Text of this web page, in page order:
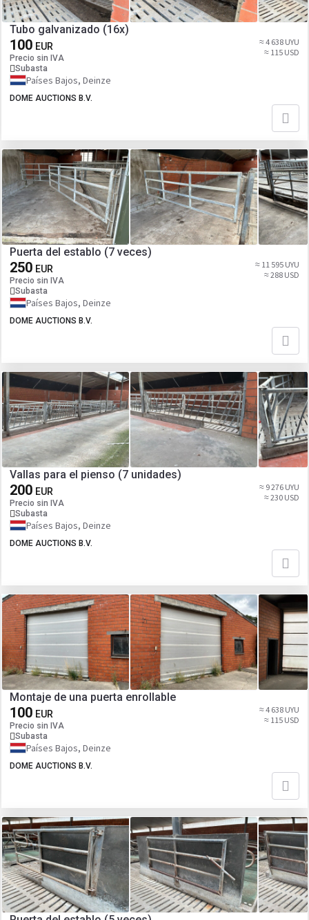
Tubo galvanizado (16x)
100 EUR
Precio sin IVA
Subasta
≈ 4 638 UYU
≈ 115 USD
Países Bajos, Deinze
DOME AUCTIONS B.V.
Puerta del establo (7 veces)
250 EUR
Precio sin IVA
Subasta
≈ 11 595 UYU
≈ 288 USD
Países Bajos, Deinze
DOME AUCTIONS B.V.
Vallas para el pienso (7 unidades)
200 EUR
Precio sin IVA
Subasta
≈ 9 276 UYU
≈ 230 USD
Países Bajos, Deinze
DOME AUCTIONS B.V.
Montaje de una puerta enrollable
100 EUR
Precio sin IVA
Subasta
≈ 4 638 UYU
≈ 115 USD
Países Bajos, Deinze
DOME AUCTIONS B.V.